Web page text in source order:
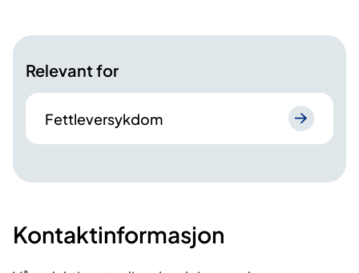
Relevant for
Fettleversykdom
Kontaktinformasjon